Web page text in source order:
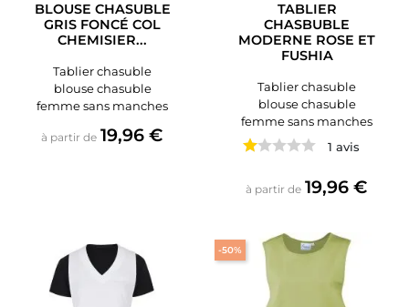
BLOUSE CHASUBLE
GRIS FONCÉ COL
CHEMISIER...
Tablier chasuble
blouse chasuble
femme sans manches
à partir de Prix
19,96 €
TABLIER
CHASBUBLE
MODERNE ROSE ET
FUSHIA
Tablier chasuble
blouse chasuble
femme sans manches
1 avis
à partir de Prix
19,96 €
-50%